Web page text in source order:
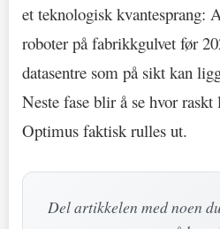
et teknologisk kvantesprang:
roboter på fabrikkgulvet før
datasentre som på sikt kan
Neste fase blir å se hvor
Optimus faktisk rulles ut.
Del artikkelen med noen